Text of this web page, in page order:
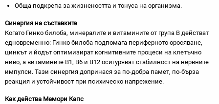
Обща подкрепа за жизнеността и тонуса на организма.
Синергия на съставките
Когато Гинко билоба, минералите и витамините от група B действат
едновременно: Гинко билоба подпомага периферното оросяване,
цинкът и йодът оптимизират когнитивните процеси на клетъчно
ниво, а витамините B1, B6 и B12 осигуряват стабилност на нервните
импулси. Тази синергия допринася за по-добра памет, по-бърза
реакция и устойчивост при психическо напрежение.
Как действа Мемори Капс